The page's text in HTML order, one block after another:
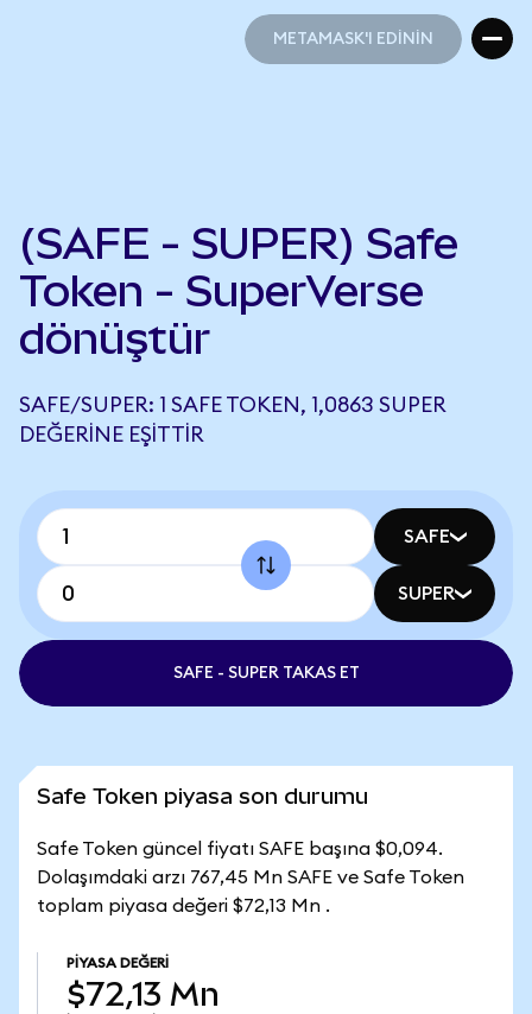
METAMASK'I EDİNİN
(SAFE - SUPER) Safe
Token - SuperVerse
dönüştür
SAFE/SUPER: 1 SAFE TOKEN, 1,0863 SUPER
DEĞERINE EŞITTIR
SAFE
SUPER
SAFE - SUPER TAKAS ET
Safe Token piyasa son durumu
Safe Token güncel fiyatı SAFE başına $0,094.
Dolaşımdaki arzı 767,45 Mn SAFE ve Safe Token
toplam piyasa değeri $72,13 Mn .
PIYASA DEĞERI
$72,13 Mn